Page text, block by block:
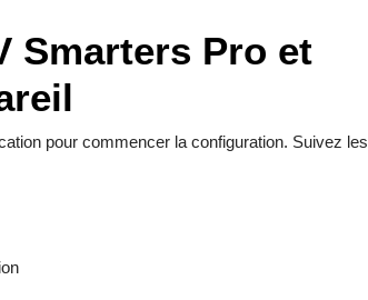
Smarters Pro et
pour commencer la configuration. Suivez les